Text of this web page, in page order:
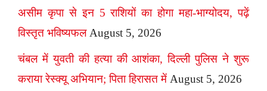
असीम कृपा से इन 5 राशियों का होगा महा-भाग्योदय, पढ़ें
विस्तृत भविष्यफल August 5, 2026
चंबल में युवती की हत्या की आशंका, दिल्ली पुलिस ने शुरू
कराया रेस्क्यू अभियान; पिता हिरासत में August 5, 2026